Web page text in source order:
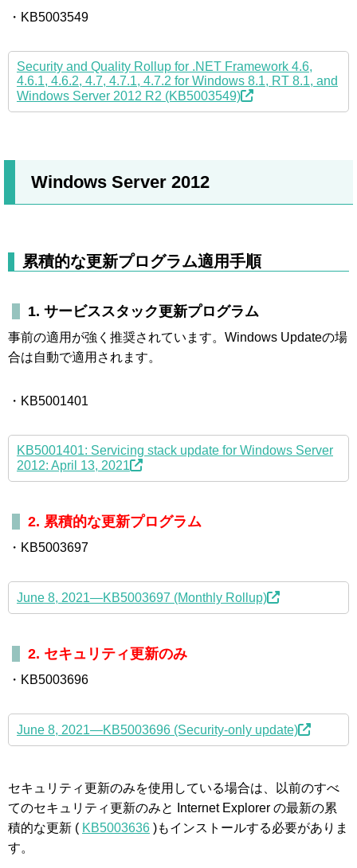
・KB5003549
Security and Quality Rollup for .NET Framework 4.6,
4.6.1, 4.6.2, 4.7, 4.7.1, 4.7.2 for Windows 8.1, RT 8.1, and
Windows Server 2012 R2 (KB5003549)
Windows Server 2012
累積的な更新プログラム適用手順
1. サービススタック更新プログラム
事前の適用が強く推奨されています。Windows Updateの場
合は自動で適用されます。
・KB5001401
KB5001401: Servicing stack update for Windows Server
2012: April 13, 2021
2. 累積的な更新プログラム
・KB5003697
June 8, 2021—KB5003697 (Monthly Rollup)
2. セキュリティ更新のみ
・KB5003696
June 8, 2021—KB5003696 (Security-only update)
セキュリティ更新のみを使用している場合は、以前のすべ
てのセキュリティ更新のみと Internet Explorer の最新の累
積的な更新 ( KB5003636 )もインストールする必要がありま
す。